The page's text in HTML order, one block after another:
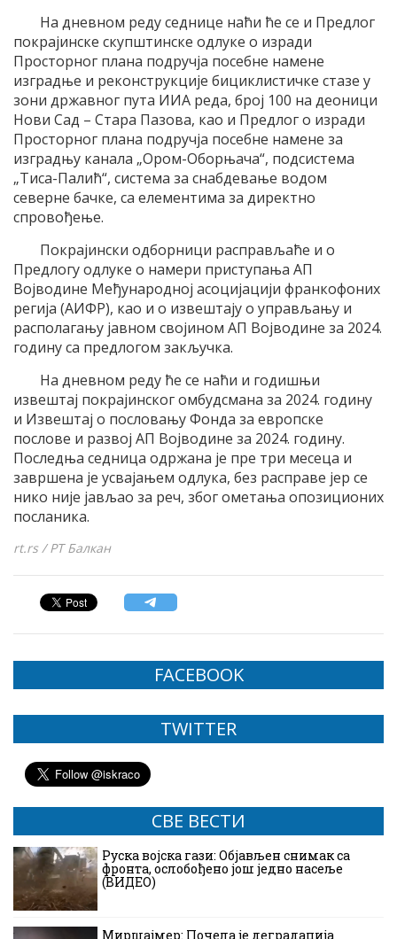
На дневном реду седнице наћи ће се и Предлог
покрајинске скупштинске одлуке о изради
Просторног плана подручја посебне намене
изградње и реконструкције бициклистичке стазе у
зони државног пута ИИА реда, број 100 на деоници
Нови Сад – Стара Пазова, као и Предлог о изради
Просторног плана подручја посебне намене за
изградњу канала „Ором-Оборњача“, подсистема
„Тиса-Палић“, система за снабдевање водом
северне бачке, са елементима за директно
спровођење.
Покрајински одборници расправљаће и о
Предлогу одлуке о намери приступања АП
Војводине Међународној асоцијацији франкофоних
регија (АИФР), као и о извештају о управљању и
располагању јавном својином АП Војводине за 2024.
годину са предлогом закључка.
На дневном реду ће се наћи и годишњи
извештај покрајинског омбудсмана за 2024. годину
и Извештај о пословању Фонда за европске
послове и развој АП Војводине за 2024. годину.
Последња седница одржана је пре три месеца и
завршена је усвајањем одлука, без расправе јер се
нико није јављао за реч, због ометања опозиционих
посланика.
rt.rs / РТ Балкан
FACEBOOK
TWITTER
СВЕ ВЕСТИ
Руска војска гази: Објављен снимак са
фронта, ослобођено још једно насеље
(ВИДЕО)
Миршајмер: Почела је деградација